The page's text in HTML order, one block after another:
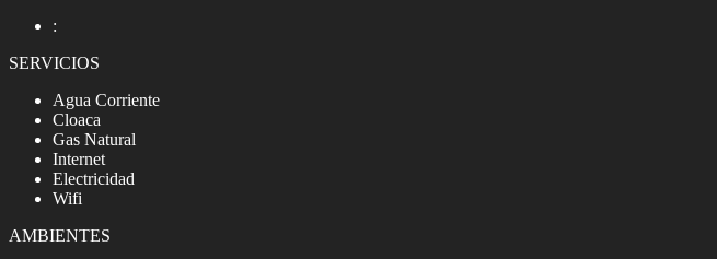
:
SERVICIOS
Agua Corriente
Cloaca
Gas Natural
Internet
Electricidad
Wifi
AMBIENTES